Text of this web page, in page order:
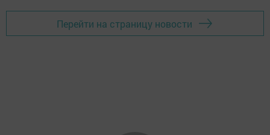
Перейти на страницу новости